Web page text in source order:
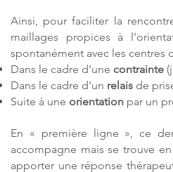
Ainsi, pour faciliter la
maillages propices à
spontanément avec les centres
Dans le cadre d’une contrainte
Dans le cadre d’un relais de
Suite à une orientation par un
En « première ligne », ce
accompagne mais se trouve
apporter une réponse